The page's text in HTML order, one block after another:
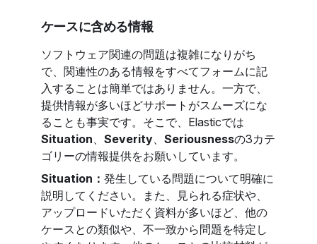
ケースに含める情報
ソフトウェア関連の問題は複雑になりがち
で、関連性のある情報をすべてフォームに記
入することは簡単ではありません。一方で、
提供情報が多いほどサポートがスムーズにな
ることも事実です。そこで、Elasticでは
Situation、 Severity、 Seriousnessの3カテ
ゴリーの情報提供をお願いしています。
Situation： 発生している問題について明確に
説明してください。また、見られる症状や、
アップロードいただく資料が多いほど、他の
ケースとの類似や、不一致から問題を特定し